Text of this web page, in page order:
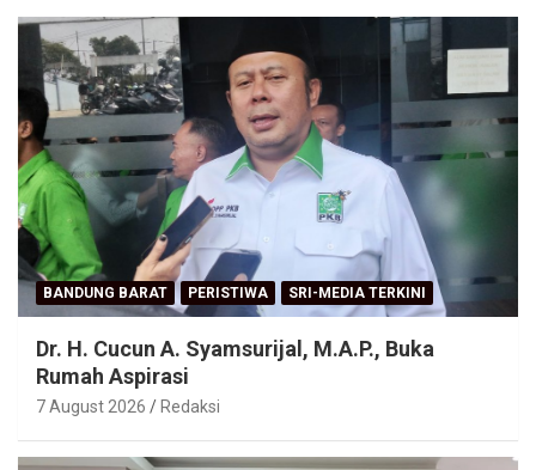
BANDUNG BARAT PERISTIWA SRI-MEDIA TERKINI
Dr. H. Cucun A. Syamsurijal, M.A.P., Buka
Rumah Aspirasi
7 August 2026 Redaksi